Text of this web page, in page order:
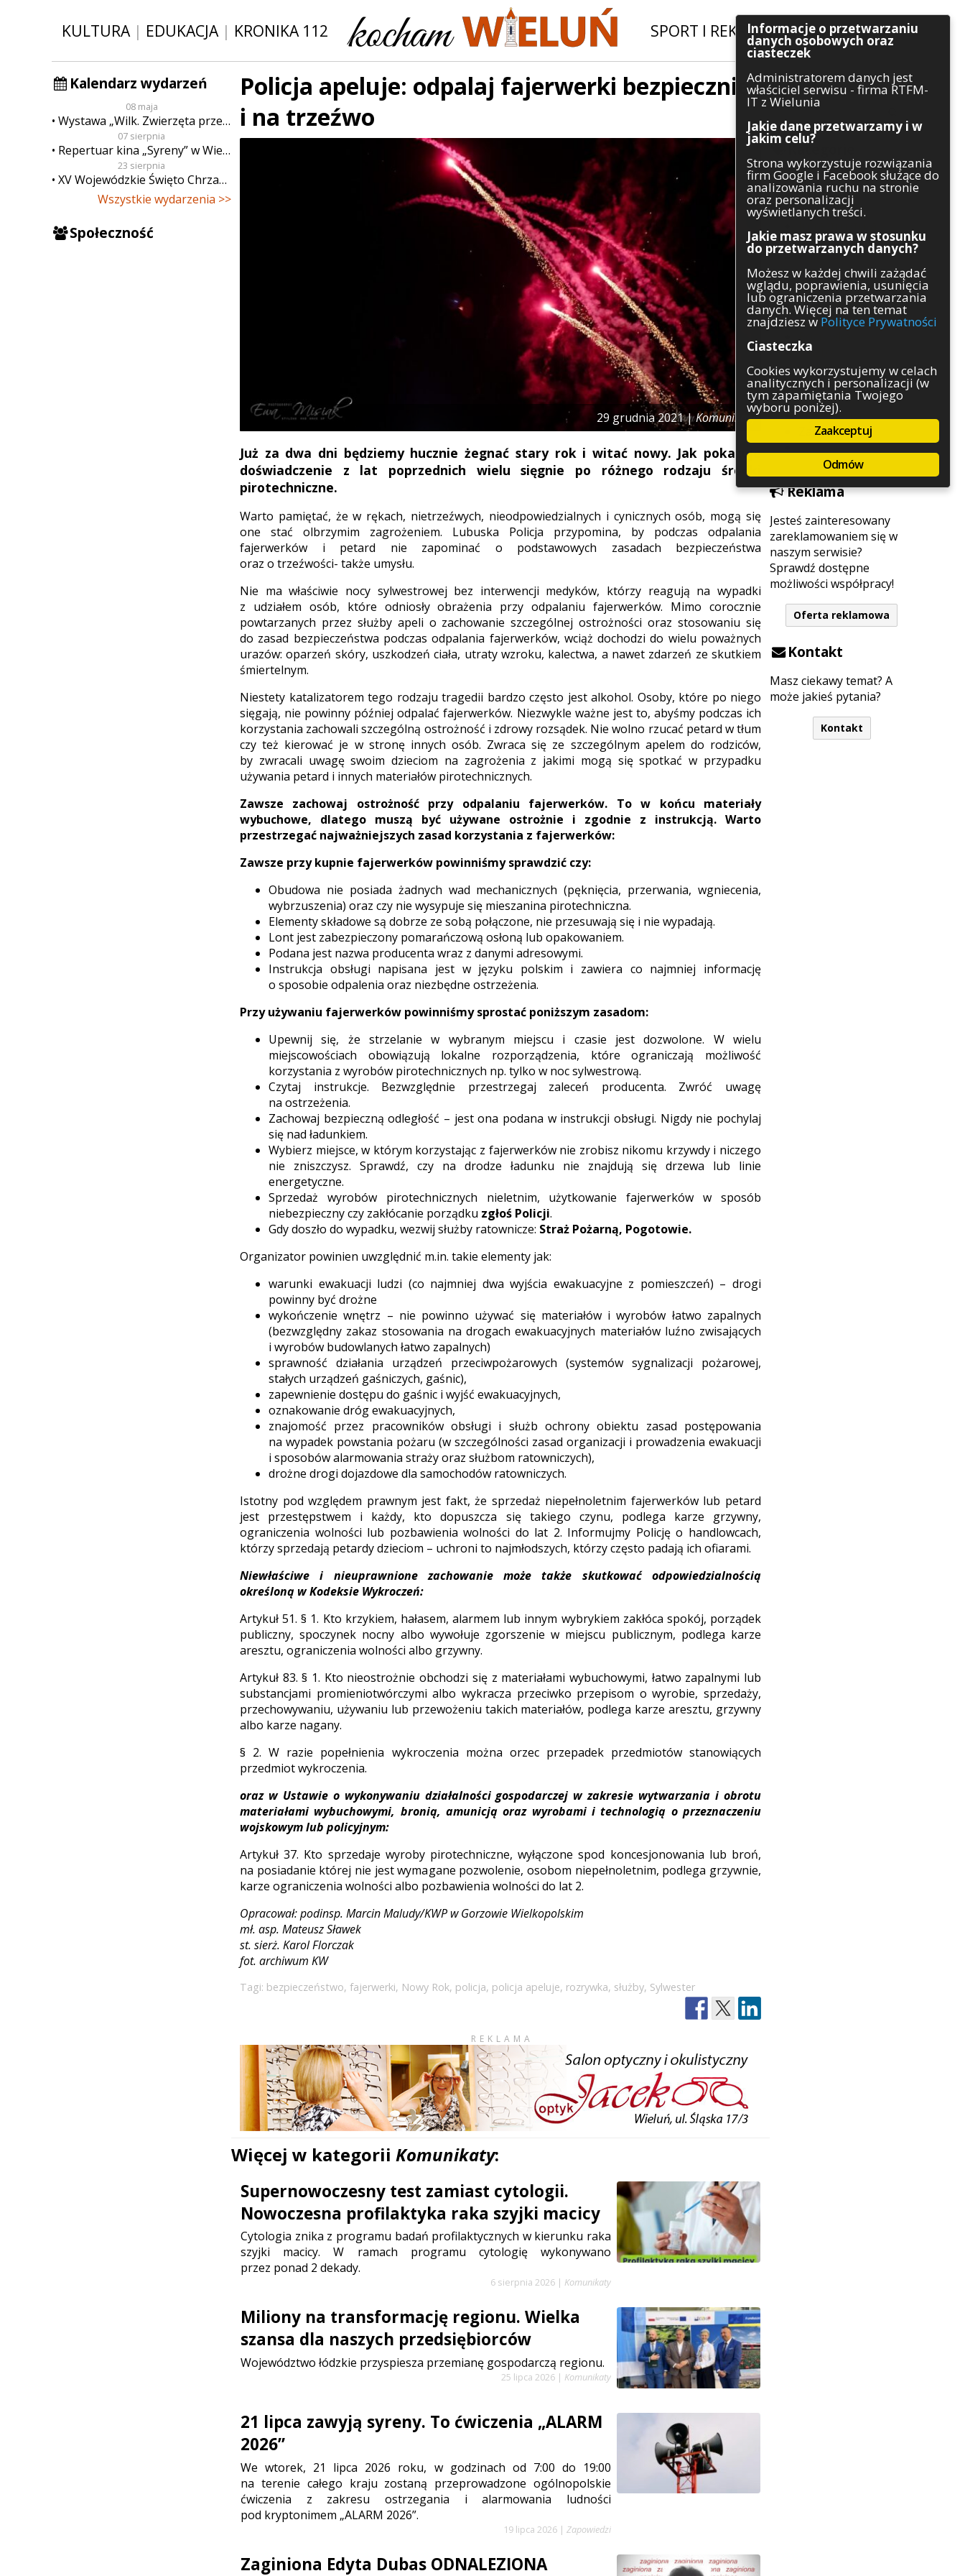
KULTURA| EDUKACJA| KRONIKA 112 SPORT I REKREACJA|INWESTYCJE
Kalendarz wydarzeń
08 maja
Wystawa „Wilk. Zwierzęta przeklęte”
07 sierpnia
Repertuar kina „Syreny” w Wieluniu w dn. od 7 do 13 sierpnia
23 sierpnia
XV Wojewódzkie Święto Chrzanu
Wszystkie wydarzenia >>
Społeczność
Szukaj
Kategorie
Architektura
Gospodarka
Handel
Komunikaty
Kultura
Polityka
Pozostałe
Psychologia
Rolnictwo
Służby
Sport
Środowisko
Szkolnictwo
Wydarzenia
Zapowiedzi
Zdrowie
Reklama
Jesteś zainteresowany
zareklamowaniem się w
naszym serwisie?
Sprawdź dostępne
możliwości współpracy!
Oferta reklamowa
Kontakt
Masz ciekawy temat? A
może jakieś pytania?
Kontakt
Policja apeluje: odpalaj fajerwerki bezpiecznie
i na trzeźwo
29 grudnia 2021 |Komunikaty
Już za dwa dni będziemy hucznie żegnać stary rok i witać nowy. Jak pokazuje
doświadczenie z lat poprzednich wielu sięgnie po różnego rodzaju środki
pirotechniczne.
Warto pamiętać, że w rękach, nietrzeźwych, nieodpowiedzialnych i cynicznych osób, mogą się
one stać olbrzymim zagrożeniem. Lubuska Policja przypomina, by podczas odpalania
fajerwerków i petard nie zapominać o podstawowych zasadach bezpieczeństwa
oraz o trzeźwości- także umysłu.
Nie ma właściwie nocy sylwestrowej bez interwencji medyków, którzy reagują na wypadki
z udziałem osób, które odniosły obrażenia przy odpalaniu fajerwerków. Mimo corocznie
powtarzanych przez służby apeli o zachowanie szczególnej ostrożności oraz stosowaniu się
do zasad bezpieczeństwa podczas odpalania fajerwerków, wciąż dochodzi do wielu poważnych
urazów: oparzeń skóry, uszkodzeń ciała, utraty wzroku, kalectwa, a nawet zdarzeń ze skutkiem
śmiertelnym.
Niestety katalizatorem tego rodzaju tragedii bardzo często jest alkohol. Osoby, które po niego
sięgają, nie powinny później odpalać fajerwerków. Niezwykle ważne jest to, abyśmy podczas ich
korzystania zachowali szczególną ostrożność i zdrowy rozsądek. Nie wolno rzucać petard w tłum
czy też kierować je w stronę innych osób. Zwraca się ze szczególnym apelem do rodziców,
by zwracali uwagę swoim dzieciom na zagrożenia z jakimi mogą się spotkać w przypadku
używania petard i innych materiałów pirotechnicznych.
Zawsze zachowaj ostrożność przy odpalaniu fajerwerków. To w końcu materiały
wybuchowe, dlatego muszą być używane ostrożnie i zgodnie z instrukcją. Warto
przestrzegać najważniejszych zasad korzystania z fajerwerków:
Zawsze przy kupnie fajerwerków powinniśmy sprawdzić czy:
Obudowa nie posiada żadnych wad mechanicznych (pęknięcia, przerwania, wgniecenia,
wybrzuszenia) oraz czy nie wysypuje się mieszanina pirotechniczna.
Elementy składowe są dobrze ze sobą połączone, nie przesuwają się i nie wypadają.
Lont jest zabezpieczony pomarańczową osłoną lub opakowaniem.
Podana jest nazwa producenta wraz z danymi adresowymi.
Instrukcja obsługi napisana jest w języku polskim i zawiera co najmniej informację
o sposobie odpalenia oraz niezbędne ostrzeżenia.
Przy używaniu fajerwerków powinniśmy sprostać poniższym zasadom:
Upewnij się, że strzelanie w wybranym miejscu i czasie jest dozwolone. W wielu
miejscowościach obowiązują lokalne rozporządzenia, które ograniczają możliwość
korzystania z wyrobów pirotechnicznych np. tylko w noc sylwestrową.
Czytaj instrukcje. Bezwzględnie przestrzegaj zaleceń producenta. Zwróć uwagę
na ostrzeżenia.
Zachowaj bezpieczną odległość – jest ona podana w instrukcji obsługi. Nigdy nie pochylaj
się nad ładunkiem.
Wybierz miejsce, w którym korzystając z fajerwerków nie zrobisz nikomu krzywdy i niczego
nie zniszczysz. Sprawdź, czy na drodze ładunku nie znajdują się drzewa lub linie
energetyczne.
Sprzedaż wyrobów pirotechnicznych nieletnim, użytkowanie fajerwerków w sposób
niebezpieczny czy zakłócanie porządku zgłoś Policji.
Gdy doszło do wypadku, wezwij służby ratownicze: Straż Pożarną, Pogotowie.
Organizator powinien uwzględnić m.in. takie elementy jak:
warunki ewakuacji ludzi (co najmniej dwa wyjścia ewakuacyjne z pomieszczeń) – drogi
powinny być drożne
wykończenie wnętrz – nie powinno używać się materiałów i wyrobów łatwo zapalnych
(bezwzględny zakaz stosowania na drogach ewakuacyjnych materiałów luźno zwisających
i wyrobów budowlanych łatwo zapalnych)
sprawność działania urządzeń przeciwpożarowych (systemów sygnalizacji pożarowej,
stałych urządzeń gaśniczych, gaśnic),
zapewnienie dostępu do gaśnic i wyjść ewakuacyjnych,
oznakowanie dróg ewakuacyjnych,
znajomość przez pracowników obsługi i służb ochrony obiektu zasad postępowania
na wypadek powstania pożaru (w szczególności zasad organizacji i prowadzenia ewakuacji
i sposobów alarmowania straży oraz służbom ratowniczych),
drożne drogi dojazdowe dla samochodów ratowniczych.
Istotny pod względem prawnym jest fakt, że sprzedaż niepełnoletnim fajerwerków lub petard
jest przestępstwem i każdy, kto dopuszcza się takiego czynu, podlega karze grzywny,
ograniczenia wolności lub pozbawienia wolności do lat 2. Informujmy Policję o handlowcach,
którzy sprzedają petardy dzieciom – uchroni to najmłodszych, którzy często padają ich ofiarami.
Niewłaściwe i nieuprawnione zachowanie może także skutkować odpowiedzialnością
określoną w Kodeksie Wykroczeń:
Artykuł 51. § 1. Kto krzykiem, hałasem, alarmem lub innym wybrykiem zakłóca spokój, porządek
publiczny, spoczynek nocny albo wywołuje zgorszenie w miejscu publicznym, podlega karze
aresztu, ograniczenia wolności albo grzywny.
Artykuł 83. § 1. Kto nieostrożnie obchodzi się z materiałami wybuchowymi, łatwo zapalnymi lub
substancjami promieniotwórczymi albo wykracza przeciwko przepisom o wyrobie, sprzedaży,
przechowywaniu, używaniu lub przewożeniu takich materiałów, podlega karze aresztu, grzywny
albo karze nagany.
§ 2. W razie popełnienia wykroczenia można orzec przepadek przedmiotów stanowiących
przedmiot wykroczenia.
oraz w Ustawie o wykonywaniu działalności gospodarczej w zakresie wytwarzania i obrotu
materiałami wybuchowymi, bronią, amunicją oraz wyrobami i technologią o przeznaczeniu
wojskowym lub policyjnym:
Artykuł 37. Kto sprzedaje wyroby pirotechniczne, wyłączone spod koncesjonowania lub broń,
na posiadanie której nie jest wymagane pozwolenie, osobom niepełnoletnim, podlega grzywnie,
karze ograniczenia wolności albo pozbawienia wolności do lat 2.
Opracował: podinsp. Marcin Maludy/KWP w Gorzowie Wielkopolskim
mł. asp. Mateusz Sławek
st. sierż. Karol Florczak
fot. archiwum KW
Tagi: bezpieczeństwo, fajerwerki, Nowy Rok, policja, policja apeluje, rozrywka, służby, Sylwester
REKLAMA
Więcej w kategorii Komunikaty:
Supernowoczesny test zamiast cytologii.
Nowoczesna profilaktyka raka szyjki macicy
Cytologia znika z programu badań profilaktycznych w kierunku raka
szyjki macicy. W ramach programu cytologię wykonywano
przez ponad 2 dekady.
6 sierpnia 2026 | Komunikaty
Miliony na transformację regionu. Wielka
szansa dla naszych przedsiębiorców
Województwo łódzkie przyspiesza przemianę gospodarczą regionu.
25 lipca 2026 | Komunikaty
21 lipca zawyją syreny. To ćwiczenia „ALARM
2026”
We wtorek, 21 lipca 2026 roku, w godzinach od 7:00 do 19:00
na terenie całego kraju zostaną przeprowadzone ogólnopolskie
ćwiczenia z zakresu ostrzegania i alarmowania ludności
pod kryptonimem „ALARM 2026”.
19 lipca 2026 | Zapowiedzi
Zaginiona Edyta Dubas ODNALEZIONA
Informacje o przetwarzaniu
danych osobowych oraz
ciasteczek
Administratorem danych jest
właściciel serwisu - firma RTFM-
IT z Wielunia
Jakie dane przetwarzamy i w
jakim celu?
Strona wykorzystuje rozwiązania
firm Google i Facebook służące do
analizowania ruchu na stronie
oraz personalizacji
wyświetlanych treści.
Jakie masz prawa w stosunku
do przetwarzanych danych?
Możesz w każdej chwili zażądać
wglądu, poprawienia, usunięcia
lub ograniczenia przetwarzania
danych. Więcej na ten temat
znajdziesz w Polityce Prywatności
Ciasteczka
Cookies wykorzystujemy w celach
analitycznych i personalizacji (w
tym zapamiętania Twojego
wyboru poniżej).
Zaakceptuj
Odmów